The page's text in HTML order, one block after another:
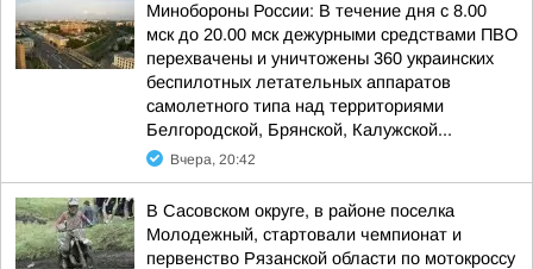
Минобороны России: В течение дня с 8.00
мск до 20.00 мск дежурными средствами ПВО
перехвачены и уничтожены 360 украинских
беспилотных летательных аппаратов
самолетного типа над территориями
Белгородской, Брянской, Калужской...
Вчера, 20:42
В Сасовском округе, в районе поселка
Молодежный, стартовали чемпионат и
первенство Рязанской области по мотокроссу